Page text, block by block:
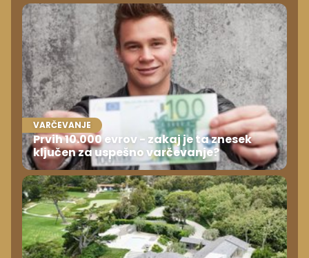
VARČEVANJE
Prvih 10.000 evrov - zakaj je ta znesek
ključen za uspešno varčevanje?